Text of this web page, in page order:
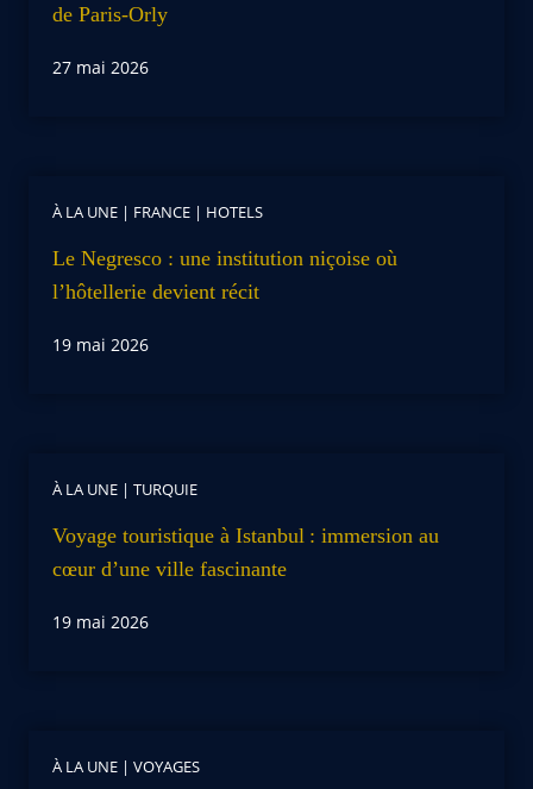
de Paris-Orly
27 mai 2026
À LA UNE | FRANCE | HOTELS
Le Negresco : une institution niçoise où
l’hôtellerie devient récit
19 mai 2026
À LA UNE | TURQUIE
Voyage touristique à Istanbul : immersion au
cœur d’une ville fascinante
19 mai 2026
À LA UNE | VOYAGES